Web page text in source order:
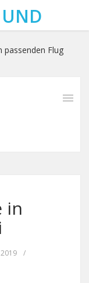
passenden Flug
in
/